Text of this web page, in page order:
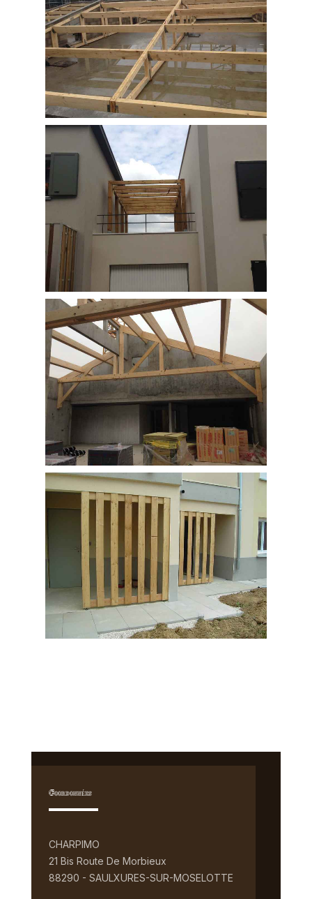
Coordonnées
CHARPIMO
21 Bis Route De Morbieux
88290 - SAULXURES-SUR-MOSELOTTE